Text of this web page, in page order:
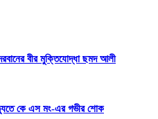
বীর মুক্তিযোদ্ধা ছমদ আলী
কে এস মং-এর গভীর শোক